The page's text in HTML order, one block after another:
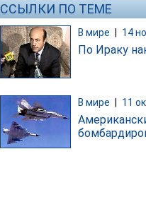
ССЫЛКИ ПО ТЕМЕ
В мире 14
По Ираку
В мире 11